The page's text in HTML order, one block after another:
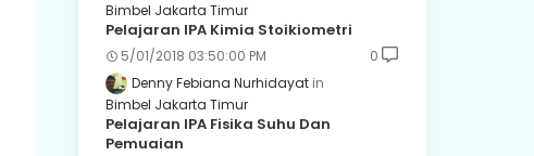
Bimbel Jakarta Timur
Pelajaran IPA Kimia Stoikiometri
5/01/2018 03:50:00 PM
0
Denny Febiana Nurhidayat
Bimbel Jakarta Timur
Pelajaran IPA Fisika Suhu Dan
Pemuaian